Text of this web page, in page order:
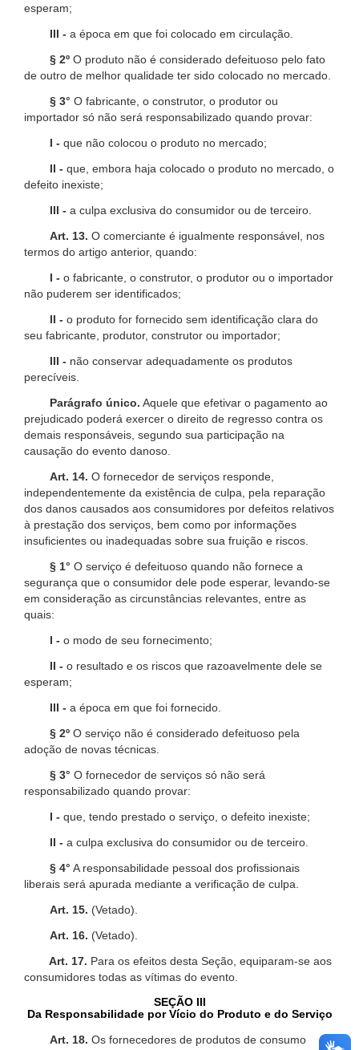
esperam;
III - a época em que foi colocado em circulação.
§ 2º O produto não é considerado defeituoso pelo fato
de outro de melhor qualidade ter sido colocado no mercado.
§ 3° O fabricante, o construtor, o produtor ou
importador só não será responsabilizado quando provar:
I - que não colocou o produto no mercado;
II - que, embora haja colocado o produto no mercado, o
defeito inexiste;
III - a culpa exclusiva do consumidor ou de terceiro.
Art. 13. O comerciante é igualmente responsável, nos
termos do artigo anterior, quando:
I - o fabricante, o construtor, o produtor ou o importador
não puderem ser identificados;
II - o produto for fornecido sem identificação clara do
seu fabricante, produtor, construtor ou importador;
III - não conservar adequadamente os produtos
perecíveis.
Parágrafo único. Aquele que efetivar o pagamento ao
prejudicado poderá exercer o direito de regresso contra os
demais responsáveis, segundo sua participação na
causação do evento danoso.
Art. 14. O fornecedor de serviços responde,
independentemente da existência de culpa, pela reparação
dos danos causados aos consumidores por defeitos relativos
à prestação dos serviços, bem como por informações
insuficientes ou inadequadas sobre sua fruição e riscos.
§ 1° O serviço é defeituoso quando não fornece a
segurança que o consumidor dele pode esperar, levando-se
em consideração as circunstâncias relevantes, entre as
quais:
I - o modo de seu fornecimento;
II - o resultado e os riscos que razoavelmente dele se
esperam;
III - a época em que foi fornecido.
§ 2º O serviço não é considerado defeituoso pela
adoção de novas técnicas.
§ 3° O fornecedor de serviços só não será
responsabilizado quando provar:
I - que, tendo prestado o serviço, o defeito inexiste;
II - a culpa exclusiva do consumidor ou de terceiro.
§ 4° A responsabilidade pessoal dos profissionais
liberais será apurada mediante a verificação de culpa.
Art. 15. (Vetado).
Art. 16. (Vetado).
Art. 17. Para os efeitos desta Seção, equiparam-se aos
consumidores todas as vítimas do evento.
SEÇÃO III
Da Responsabilidade por Vício do Produto e do Serviço
Art. 18. Os fornecedores de produtos de consumo